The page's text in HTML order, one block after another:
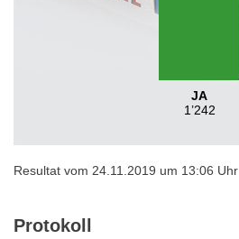
JA
1’242
Resultat vom 24.11.2019 um 13:06 Uhr
Protokoll